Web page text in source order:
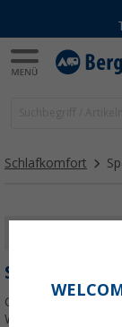
Schlafkomfort
Guter Schlaf
Wohnmobil. Ob